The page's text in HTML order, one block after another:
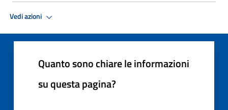
Vedi azioni
Quanto sono chiare le informazioni
su questa pagina?